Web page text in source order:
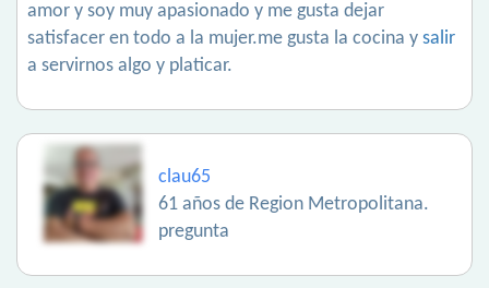
amor y soy muy apasionado y me gusta dejar
satisfacer en todo a la mujer.me gusta la cocina y salir
a servirnos algo y platicar.
clau65
61 años de Region Metropolitana.
pregunta